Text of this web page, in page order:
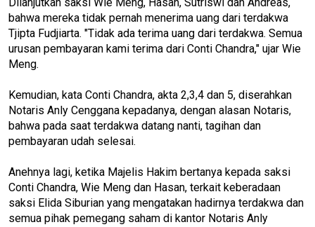
bahwa mereka tidak pernah menerima uang dari terdakwa
Tjipta Fudjiarta. "Tidak ada terima uang dari terdakwa. Semua
urusan pembayaran kami terima dari Conti Chandra," ujar Wie
Meng.
Kemudian, kata Conti Chandra, akta 2,3,4 dan 5, diserahkan
Notaris Anly Cenggana kepadanya, dengan alasan Notaris,
bahwa pada saat terdakwa datang nanti, tagihan dan
pembayaran udah selesai.
Anehnya lagi, ketika Majelis Hakim bertanya kepada saksi
Conti Chandra, Wie Meng dan Hasan, terkait keberadaan
saksi Elida Siburian yang mengatakan hadirnya terdakwa dan
semua pihak pemegang saham di kantor Notaris Anly